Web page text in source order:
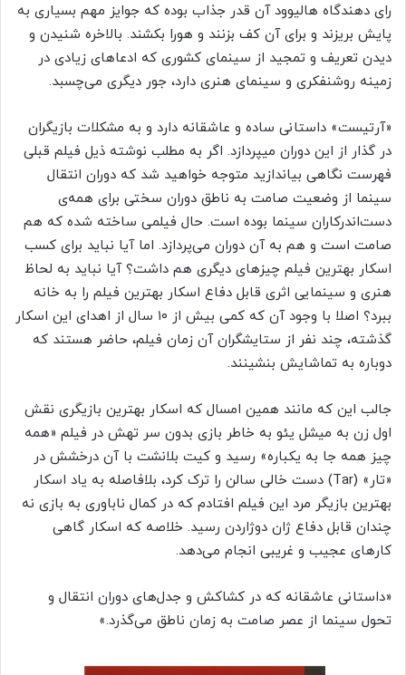
رای دهندگاه هالیوود آن قدر جذاب بوده که جوایز مهم بسیاری به
پایش بریزند و برای آن کف بزنند و هورا بکشند. بالاخره شنیدن و
دیدن تعریف و تمجید از سینمای کشوری که ادعاهای زیادی در
زمینه روشنفکری و سینمای هنری دارد، جور دیگری می‌چسبد.
«آرتیست» داستانی ساده و عاشقانه دارد و به مشکلات بازیگران
در گذار از این دوران می­پردازد. اگر به مطلب نوشته ذیل فیلم قبلی
فهرست نگاهی بیاندازید متوجه خواهید شد که دوران انتقال
سینما از وضعیت صامت به ناطق دوران سختی برای همه‌ی
دست‌اندرکاران سینما بوده است. حال فیلمی ساخته شده که هم
صامت است و هم به آن دوران می‌پردازد. اما آیا نباید برای کسب
اسکار بهترین فیلم چیزهای دیگری هم داشت؟ آیا نباید به لحاظ
هنری و سینمایی اثری قابل دفاع اسکار بهترین فیلم را به خانه
ببرد؟ اصلا با وجود آن که کمی بیش از ۱۰ سال از اهدای این اسکار
گذشته، چند نفر از ستایشگران آن زمان فیلم، حاضر هستند که
دوباره به تماشایش بنشینند.
جالب این که مانند همین امسال که اسکار بهترین بازیگری نقش
اول زن به میشل یئو به خاطر بازی بدون سر تهش در فیلم «همه
چیز همه جا به یکباره» رسید و کیت بلانشت با آن درخشش در
«تار» (Tar) دست خالی سالن را ترک کرد، بلافاصله به یاد اسکار
بهترین بازیگر مرد این فیلم افتادم که در کمال ناباوری به بازی نه
چندان قابل دفاع ژان دوژاردن رسید. خلاصه که اسکار گاهی
کارهای عجیب و غریبی انجام می‌دهد.
«داستانی عاشقانه که در کشاکش و جدل‌های دوران انتقال و
تحول سینما از عصر صامت به زمان ناطق می‌گذرد.»